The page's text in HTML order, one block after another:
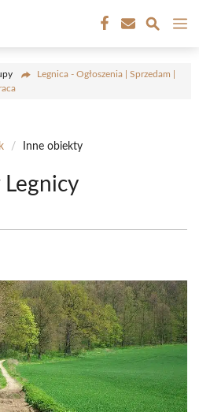
Legnica - Ogłoszenia | Sprzedam |
/ Inne obiekty
Legnicy